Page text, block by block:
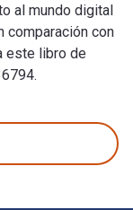
al mundo digital
comparación con
este libro de